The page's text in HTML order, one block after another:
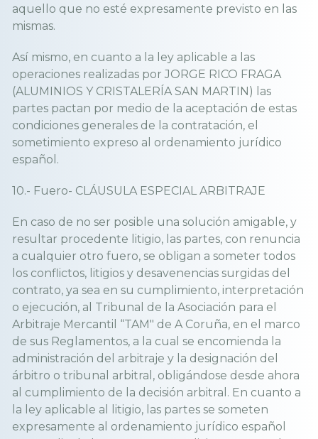
aquello que no esté expresamente previsto en las
mismas.
Así mismo, en cuanto a la ley aplicable a las
operaciones realizadas por JORGE RICO FRAGA
(ALUMINIOS Y CRISTALERÍA SAN MARTIN) las
partes pactan por medio de la aceptación de estas
condiciones generales de la contratación, el
sometimiento expreso al ordenamiento jurídico
español.
10.- Fuero- CLÁUSULA ESPECIAL ARBITRAJE
En caso de no ser posible una solución amigable, y
resultar procedente litigio, las partes, con renuncia
a cualquier otro fuero, se obligan a someter todos
los conflictos, litigios y desavenencias surgidas del
contrato, ya sea en su cumplimiento, interpretación
o ejecución, al Tribunal de la Asociación para el
Arbitraje Mercantil “TAM" de A Coruña, en el marco
de sus Reglamentos, a la cual se encomienda la
administración del arbitraje y la designación del
árbitro o tribunal arbitral, obligándose desde ahora
al cumplimiento de la decisión arbitral. En cuanto a
la ley aplicable al litigio, las partes se someten
expresamente al ordenamiento jurídico español